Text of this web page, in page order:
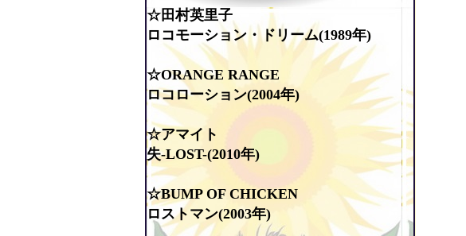
☆田村英里子
ロコモーション・ドリーム(1989年)
☆ORANGE RANGE
ロコローション(2004年)
☆アマイト
失-LOST-(2010年)
☆BUMP OF CHICKEN
ロストマン(2003年)